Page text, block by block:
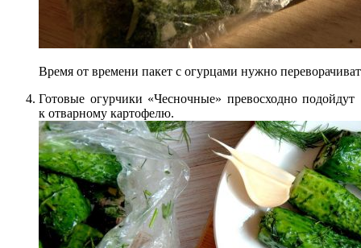
Время от времени пакет с огурцами нужно
Готовые огурчики «Чесночные» превосходно подойдут
к отварному картофелю.